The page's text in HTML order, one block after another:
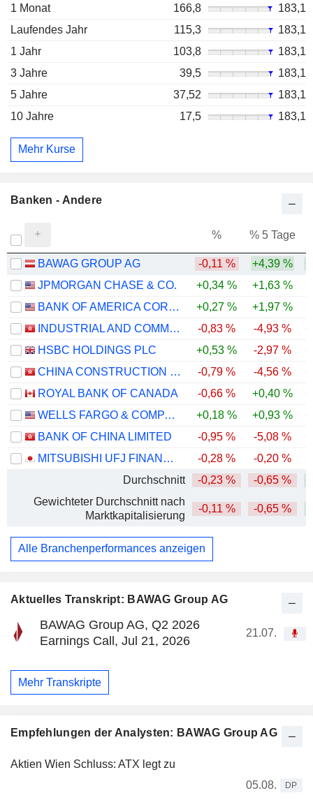
Aktuelles Transkript: BAWAG Group AG
BAWAG Group AG, Q2 2026
Earnings Call, Jul 21, 2026
21.07.
Mehr Transkripte
Empfehlungen der Analysten: BAWAG Group AG
Aktien Wien Schluss: ATX legt zu
05.08.
DP
1 Monat
166,8
183,1
Laufendes Jahr
115,3
183,1
1 Jahr
103,8
183,1
3 Jahre
39,5
183,1
5 Jahre
37,52
183,1
10 Jahre
17,5 183,1
Mehr Kurse
Banken - Andere
% % 5 Tage
BAWAG GROUP AG -0,11 % +4,39 %
JPMORGAN CHASE & CO.
+0,34 % +1,63 %
BANK OF AMERICA CORPORATION
+0,27 % +1,97 %
INDUSTRIAL AND COMMERCIAL BANK OF CHINA LIMITED
-0,83 % -4,93 %
HSBC HOLDINGS PLC
+0,53 % -2,97 %
CHINA CONSTRUCTION BANK CORPORATION
-0,79 % -4,56 %
ROYAL BANK OF CANADA
-0,66 % +0,40 %
WELLS FARGO & COMPANY
+0,18 % +0,93 %
BANK OF CHINA LIMITED
-0,95 % -5,08 %
MITSUBISHI UFJ FINANCIAL GROUP, INC.
-0,28 % -0,20 %
Durchschnitt
-0,23 % -0,65 %
Gewichteter Durchschnitt nach
Marktkapitalisierung
-0,11 % -0,65 %
Alle Branchenperformances anzeigen